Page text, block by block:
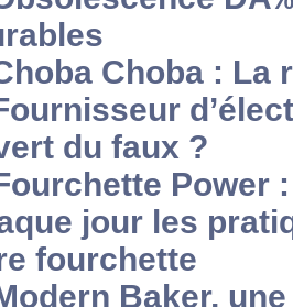
Choba : La
du faux ?
Power
jour les
fourchette
Baker,